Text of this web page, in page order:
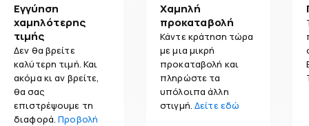
Εγγύηση
χαμηλότερης
τιμής
Δεν θα βρείτε
καλύτερη τιμή. Και
ακόμα κι αν βρείτε,
θα σας
επιστρέψουμε τη
διαφορά.Προβολή
Χαμηλή
προκαταβολή
Κάντε κράτηση τώρα
με μια μικρή
προκαταβολή και
πληρώστε τα
υπόλοιπα άλλη
στιγμή.Δείτε εδώ